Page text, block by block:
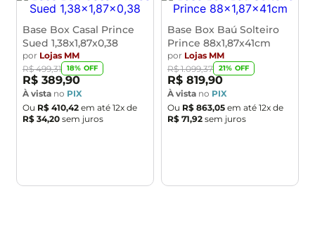
Sapatas Plásticas.
Botonê revestido.
Contorno com tachinhas.
- Por se tratar de estofado as medidas podem ter uma
pequena variação de até 3 cm.
- A tonalidade do produto real poderá ter ligeira
variação devido o lote de tecidos.
solvente.
Base Box Casal Prince
Sued 1,38x1,87x0,38
por Lojas MM
R$ 499,31
18% OFF
R$ 389,90
À vista no PIX
Ou R$ 410,42 em até 12x de
R$ 34,20 sem juros
Base Box Baú Solteiro
Prince 88x1,87x41cm
por Lojas MM
R$ 1.099,37
21% OFF
R$ 819,90
À vista no PIX
Ou R$ 863,05 em até 12x de
R$ 71,92 sem juros